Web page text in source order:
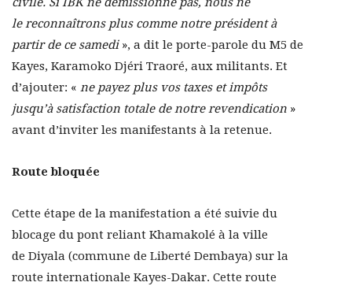
le reconnaîtrons plus comme notre président à
partir de ce samedi», a dit le porte-parole du M5 de
Kayes, Karamoko Djéri Traoré, aux militants. Et
d’ajouter: « ne payez plus vos taxes et impôts
jusqu’à satisfaction totale de notre revendication »
avant d’inviter les manifestants à la retenue.
Route bloquée
Cette étape de la manifestation a été suivie du
blocage du pont reliant Khamakolé à la ville
de Diyala (commune de Liberté Dembaya) sur la
route internationale Kayes-Dakar. Cette route